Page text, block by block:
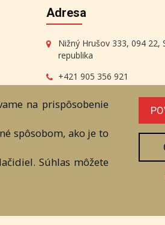
Adresa
Nižný Hrušov 333, 094 22,
republika
+421 905 356 921
+421 905 959 101
dartesro@dartesro.sk
práva sú vyhradené.
na prispôsobenie
spôsobom, ako je to
Súhlas môžete